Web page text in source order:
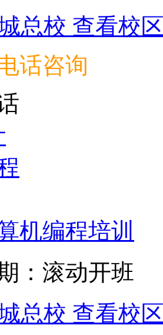
总校 查看校
话咨询
机编程培训
：滚动开班
总校 查看校